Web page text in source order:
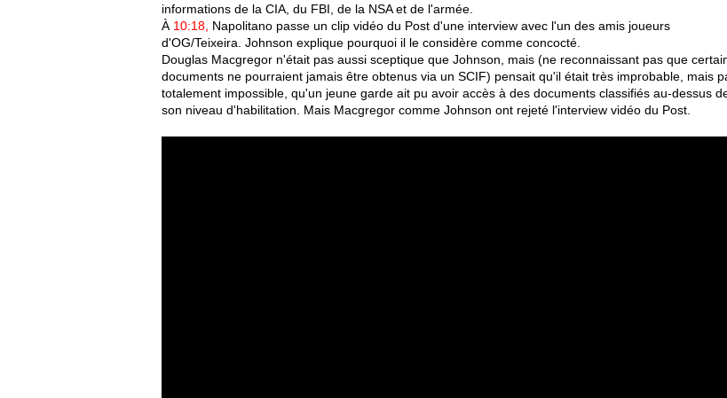
informations de la CIA, du FBI, de la NSA et de l'armée.
À 10:18, Napolitano passe un clip vidéo du Post d'une interview avec l'un des amis joueurs
d'OG/Teixeira. Johnson explique pourquoi il le considère comme concocté.
Douglas Macgregor n'était pas aussi sceptique que Johnson, mais (ne reconnaissant pas que
documents ne pourraient jamais être obtenus via un SCIF) pensait qu'il était très improbable, mais
totalement impossible, qu'un jeune garde ait pu avoir accès à des documents classifiés au-dessus
son niveau d'habilitation. Mais Macgregor comme Johnson ont rejeté l'interview vidéo du Post.